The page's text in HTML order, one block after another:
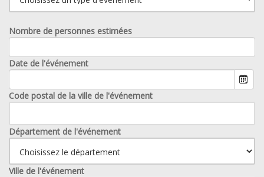
Nombre de personnes estimées
Date de l'événement
Code postal de la ville de l'événement
Département de l'événement
Ville de l'événement